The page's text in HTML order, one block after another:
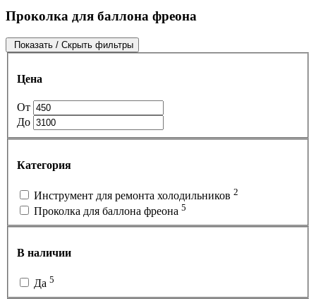
Проколка для баллона фреона
Показать / Скрыть фильтры
Цена
От
До
Категория
Инструмент для ремонта холодильников 2
Проколка для баллона фреона 5
В наличии
Да 5